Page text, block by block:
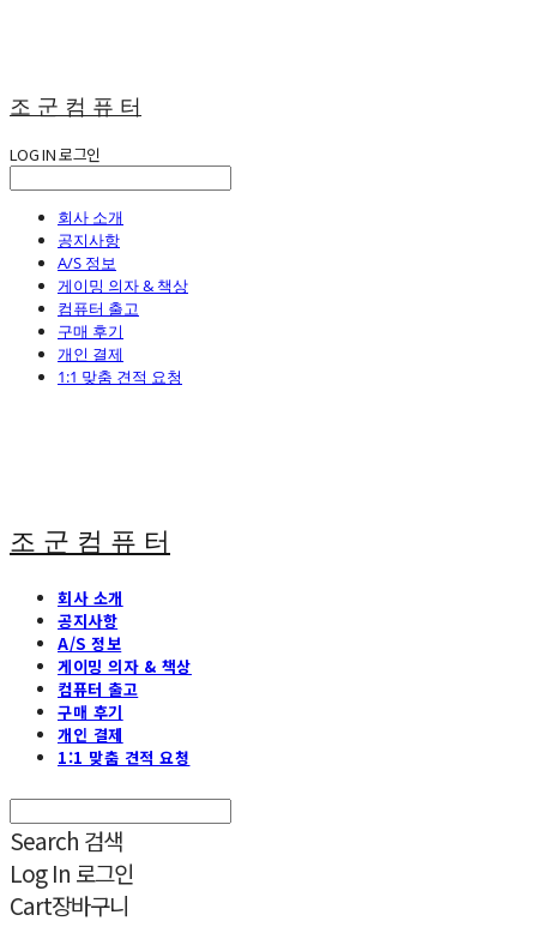
조 군 컴 퓨 터
LOG IN로그인
회사 소개
공지사항
A/S 정보
게이밍 의자 & 책상
컴퓨터 출고
구매 후기
개인 결제
1:1 맞춤 견적 요청
조 군 컴 퓨 터
회사 소개
공지사항
A/S 정보
게이밍 의자 & 책상
컴퓨터 출고
구매 후기
개인 결제
1:1 맞춤 견적 요청
Search 검색
Log In 로그인
Cart장바구니